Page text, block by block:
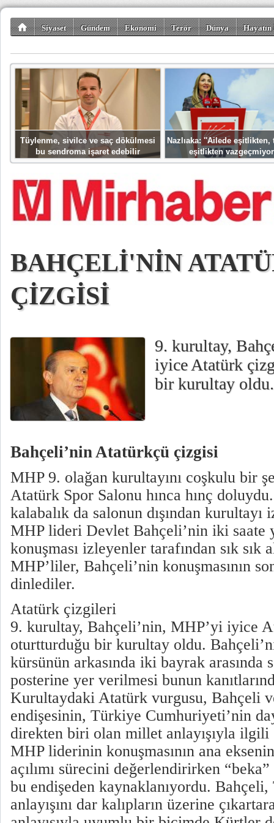
Siyaset Gündem Ekonomi Terör Dünya
Tüylenme, sivilce ve saç dökülmesi
bu sendroma işaret edebilir
Nazlıaka: ''Ailede eşitlikten,
eşitlikten
BAHÇELİ'NİN
ÇİZGİSİ
9. kurultay,
iyice Atatürk
bir kurultay oldu.
Bahçeli’nin Atatürkçü çizgisi
MHP 9. olağan kurultayını coşkulu bir
Atatürk Spor Salonu hınca hınç
kalabalık da salonun dışından kurultayı
MHP lideri Devlet Bahçeli’nin iki saate
konuşması izleyenler tarafından sık sık
MHP’liler, Bahçeli’nin konuşmasının
dinlediler.
Atatürk çizgileri
9. kurultay, Bahçeli’nin, MHP’yi iyice
oturtturduğu bir kurultay oldu.
kürsünün arkasında iki bayrak arasında
posterine yer verilmesi bunun
Kurultaydaki Atatürk vurgusu, Bahçeli
endişesinin, Türkiye Cumhuriyeti’nin
direkten biri olan millet anlayışıyla
MHP liderinin konuşmasının ana
açılımı sürecini değerlendirirken
bu endişeden kaynaklanıyordu.
anlayışını dar kalıpların üzerine